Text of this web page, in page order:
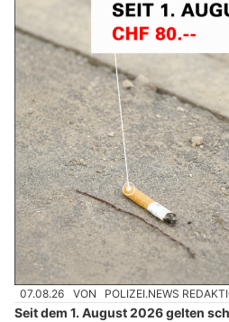
07.08.26 VON POLIZEI.NEWS
Seit dem 1. August 2026 gelten